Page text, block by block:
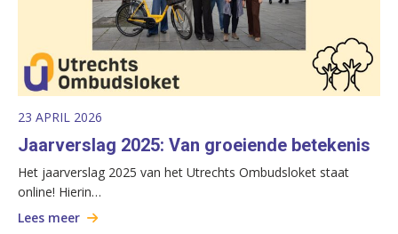
23 APRIL 2026
Jaarverslag 2025: Van groeiende betekenis
Het jaarverslag 2025 van het Utrechts Ombudsloket staat
online! Hierin…
Lees meer